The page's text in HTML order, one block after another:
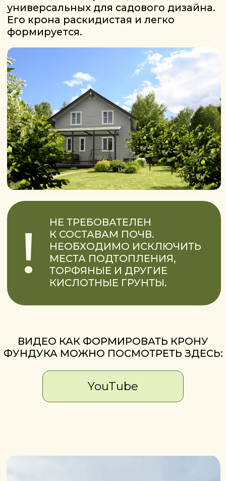
С 3-летнего саженца фундук начинает
плодоносить уже на следующий год
после высадки. Средняя урожайность
взрослого дерева— до 10 кг ореха.
Сорт самоопыляемый плоды легко
осыпаются — собирать урожай просто.
Для ещё более высокой урожайности
рекомендуем высаживать рядом
опылители: Косфорд, Барселонский,
Халле.
Орехи фундука большие, с ядром
отличного качества
и ярким вкусом.
благодаря сочности и сладости
вкуса в свежем виде!
пастах и кремах добавляет